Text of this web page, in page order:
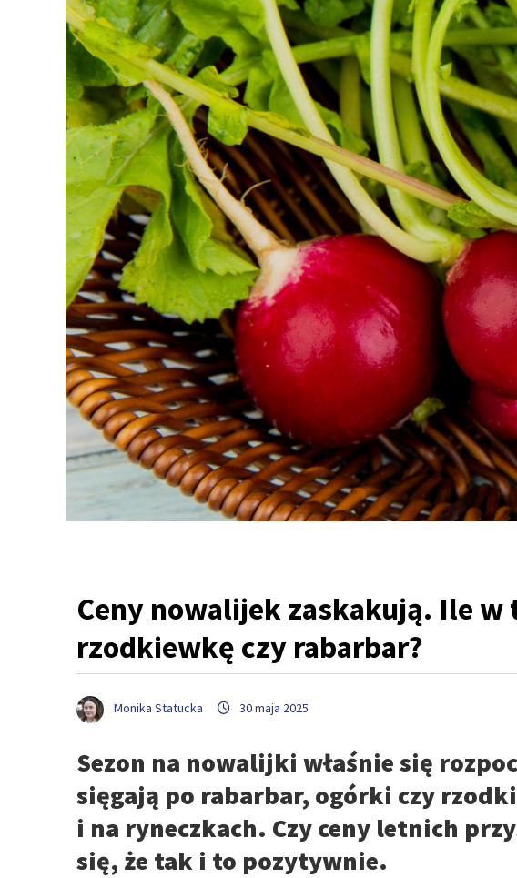
Ceny nowalijek zaskakują. Ile w
rzodkiewkę czy rabarbar?
Monika Statucka 30 maja 2025
Sezon na nowalijki właśnie się
sięgają po rabarbar, ogórki czy
i na ryneczkach. Czy ceny letnich
się, że tak i to pozytywnie.